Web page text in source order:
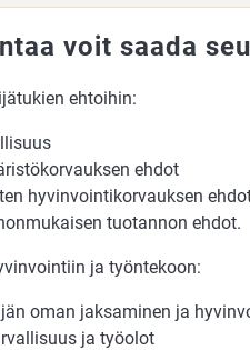
voit saada
ehtoihin:
ehdot
hyvinvointikorvauksen
tuotannon ehdot.
ja työntekoon:
oman jaksaminen ja
ja työolot